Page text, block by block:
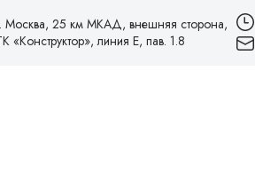
Москва, 25 км МКАД, внешняя сторона,
«Конструктор», линия Е, пав. 1.8